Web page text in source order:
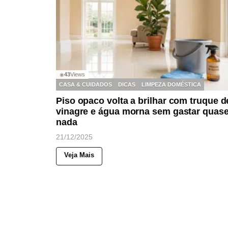
◉43Views
CASA & CUIDADOS
DICAS LIMPEZA DOMÉSTICA
Piso opaco volta a brilhar com truque
vinagre e água morna sem gastar
nada
21/12/2025
Veja Mais